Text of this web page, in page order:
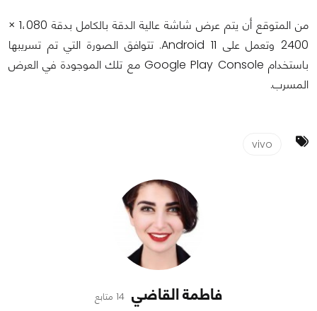
من المتوقع أن يتم عرض شاشة عالية الدقة بالكامل بدقة 1،080 ×
2400 وتعمل على Android 11. تتوافق الصورة التي تم تسريبها
باستخدام Google Play Console مع تلك الموجودة في العرض
المسرب.
vivo
فاطمة القاضي 14 متابع